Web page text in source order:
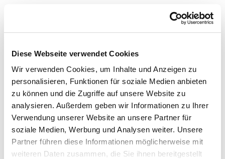
Diese Webseite verwendet Cookies
Wir verwenden Cookies, um Inhalte und Anzeigen zu
personalisieren, Funktionen für soziale Medien anbieten
zu können und die Zugriffe auf unsere Website zu
analysieren. Außerdem geben wir Informationen zu Ihrer
Verwendung unserer Website an unsere Partner für
soziale Medien, Werbung und Analysen weiter. Unsere
Partner führen diese Informationen möglicherweise mit
weiteren Daten zusammen, die Sie ihnen bereitgestellt